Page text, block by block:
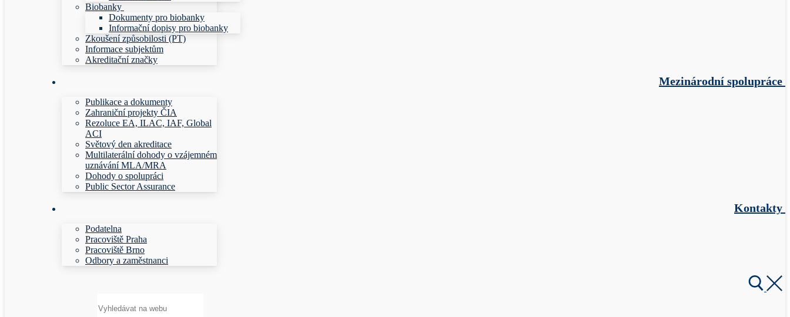
Biobanky
Dokumenty pro biobanky
Informační dopisy pro biobanky
Zkoušení způsobilosti (PT)
Informace subjektům
Akreditační značky
Mezinárodní spolupráce
Publikace a dokumenty
Zahraniční projekty ČIA
Rezoluce EA, ILAC, IAF, Global
ACI
Světový den akreditace
Multilaterální dohody o vzájemném
uznávání MLA/MRA
Dohody o spolupráci
Public Sector Assurance
Kontakty
Podatelna
Pracoviště Praha
Pracoviště Brno
Odbory a zaměstnanci